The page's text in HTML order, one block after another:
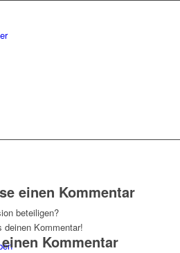
einen Kommentar
beteiligen?
deinen Kommentar!
Kommentar